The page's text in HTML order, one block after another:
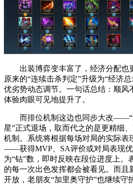
出装博弈变丰富了，经济分配也
原来的“连续击杀判定”升级为“经济
优劣势动态调节。一句话总结：顺风
体验肉眼可见地提升了。
而排位机制这边也同步大改——“
星”正式退场，取而代之的是更精细
机制。系统将根据每场对局的实际表
——获得MVP、SA评价或对局表现
为“钻”数，即时反映在段位进度上。
的每一次出色发挥都会被看见。而且
开放，老朋友“加里奥守护”也继续守